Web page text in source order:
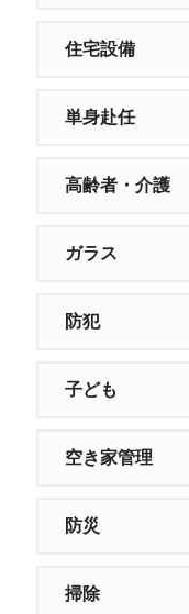
住宅設備
単身赴任
高齢者・介護
ガラス
防犯
子ども
空き家管理
防災
掃除